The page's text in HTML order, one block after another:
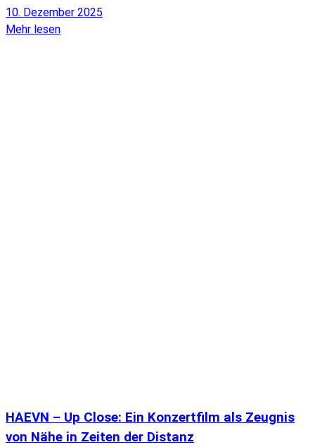
10. Dezember 2025
Mehr lesen
HAEVN – Up Close: Ein Konzertfilm als Zeugnis
von Nähe in Zeiten der Distanz